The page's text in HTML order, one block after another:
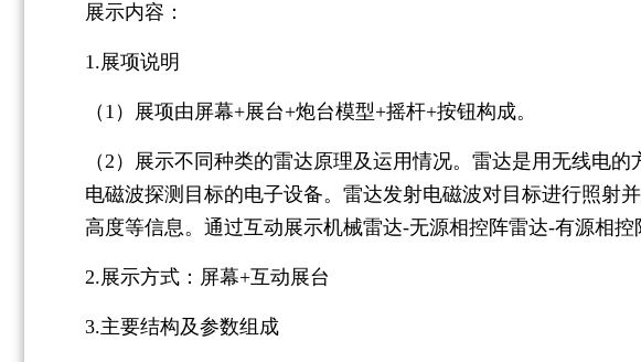
展示内容：
1.展项说明
（1）展项由屏幕+展台+炮台模型+摇杆+按钮构成。
（2）展示不同种类的雷达原理及运用情况。雷达是用无线电
电磁波探测目标的电子设备。雷达发射电磁波对目标进行照射
高度等信息。通过互动展示机械雷达-无源相控阵雷达-有源相控
2.展示方式：屏幕+互动展台
3.主要结构及参数组成